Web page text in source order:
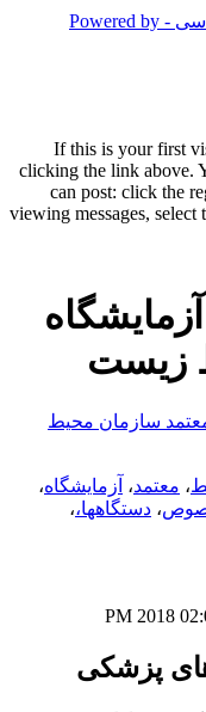
If this is your first
clicking the link above.
can post: click the
viewing messages,
زیست
سازمان محیط
، معتمد، آزمایشگاه،
، دستگاهها،،
پزشکی